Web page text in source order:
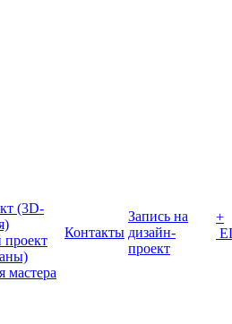
(3D-
проект
мастера
Контакты
Запись на
дизайн-
проект
+